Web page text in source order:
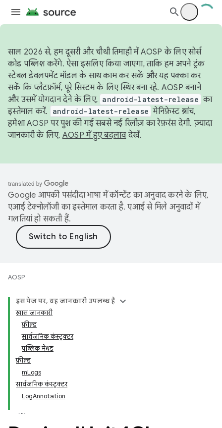
साल 2026 से, हम दूसरी और चौथी तिमाही में AOSP के लिए सोर्स
कोड पब्लिश करेंगे. ऐसा इसलिए किया जाएगा, ताकि हम अपने ट्रंक
स्टेबल डेवलपमेंट मॉडल के साथ काम कर सकें और यह पक्का कर
सकें कि प्लैटफ़ॉर्म, पूरे सिस्टम के लिए स्थिर बना रहे. AOSP बनाने
और उसमें योगदान देने के लिए, android-latest-release का
इस्तेमाल करें.
android-latest-release मेनिफ़ेस्ट ब्रांच,
हमेशा AOSP पर पुश की गई सबसे नई रिलीज़ का रेफ़रंस देगी. ज़्यादा
जानकारी के लिए, AOSP में हुए बदलावदेखें.
Google आपकी पसंदीदा भाषा में कॉन्टेंट का अनुवाद करने के लिए,
एआई टेक्नोलॉजी का इस्तेमाल करता है. एआई से मिले अनुवादों में
गलतियां हो सकती हैं.
AOSP
इस पेज पर, यह जानकारी उपलब्ध है
खास जानकारी
फ़ील्ड
सार्वजनिक कंस्ट्रक्टर
पब्लिक मेथड
फ़ील्ड
mLogs
सार्वजनिक कंस्ट्रक्टर
LogAnnotation